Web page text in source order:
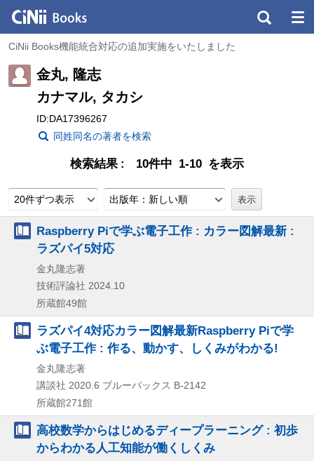
CiNii Books機能統合対応の追加実施をいたしました
金丸, 隆志
カナマル, タカシ
ID:DA17396267
同姓同名の著者を検索
検索結果 10件中 1-10 を表示
20件ずつ表示 出版年：新しい順
Raspberry Piで学ぶ電子工作 : カラー図解最新 :
ラズパイ5対応
金丸隆志著
技術評論社 2024.10
所蔵館49館
ラズパイ4対応カラー図解最新Raspberry Piで学
ぶ電子工作 : 作る、動かす、しくみがわかる!
金丸隆志著
講談社 2020.6 ブルーバックス B-2142
所蔵館271館
高校数学からはじめるディープラーニング : 初歩
からわかる人工知能が働くしくみ